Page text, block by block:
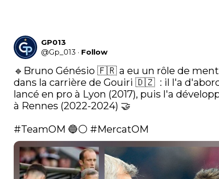
GP013
@Gp_013 · Follow
🔹Bruno Génésio 🇫🇷 a eu un rôle de
dans la carrière de Gouiri 🇩🇿  : il l'a
lancé en pro à Lyon (2017), puis l'a
à Rennes (2022-2024) 🤝
#TeamOM 🔵⚪ #MercatOM